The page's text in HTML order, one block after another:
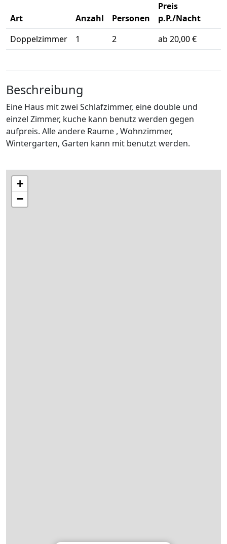
Art Anzahl Personen
Preis
p.P./Nacht
Doppelzimmer
1 2 ab 20,00 €
Beschreibung
Eine Haus mit zwei Schlafzimmer, eine double und
einzel Zimmer, kuche kann benutz werden gegen
aufpreis. Alle andere Raume , Wohnzimmer,
Wintergarten, Garten kann mit benutzt werden.
+
−